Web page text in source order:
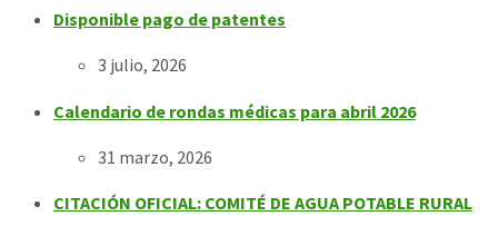
Disponible pago de patentes
3 julio, 2026
Calendario de rondas médicas para abril 2026
31 marzo, 2026
CITACIÓN OFICIAL: COMITÉ DE AGUA POTABLE RURAL